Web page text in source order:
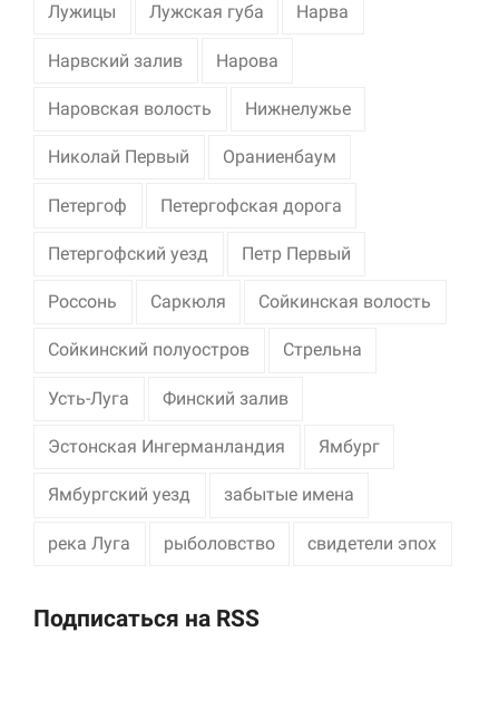
Лужицы Лужская губа Нарва
Нарвский залив Нарова
Наровская волость Нижнелужье
Николай Первый Ораниенбаум
Петергоф Петергофская дорога
Петергофский уезд Петр Первый
Россонь Саркюля Сойкинская волость
Сойкинский полуостров Стрельна
Усть-Луга Финский залив
Эстонская Ингерманландия Ямбург
Ямбургский уезд забытые имена
река Луга рыболовство свидетели эпох
Подписаться на RSS